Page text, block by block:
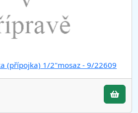
(přípojka) 1/2"mosaz - 9/22609